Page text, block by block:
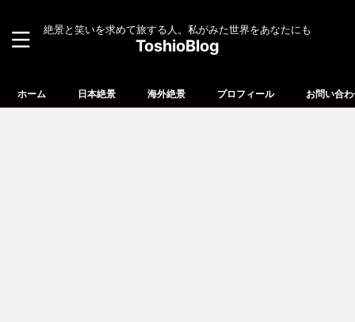
絶景と笑いを求めて旅する人。私がみた世界をあなたにも
ToshioBlog
ホーム 日本絶景 海外絶景 プロフィール お問い合